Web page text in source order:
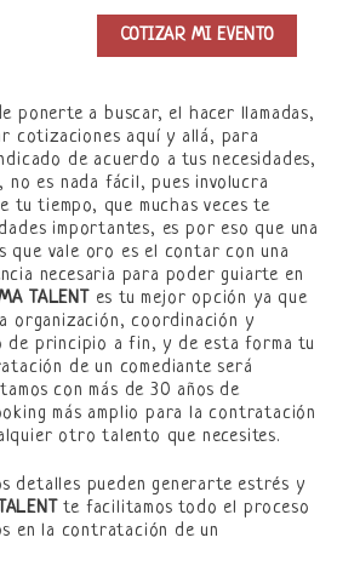
ponerte a buscar, el hacer llamadas,
cotizaciones aquí y allá, para
de acuerdo a tus necesidades,
no es nada fácil, pues involucra
tu tiempo, que muchas veces te
importantes, es por eso que una
que vale oro es el contar con una
necesaria para poder guiarte en
TALENT es tu mejor opción ya que
organización, coordinación y
de principio a fin, y de esta forma tu
de un comediante será
con más de 30 años de
más amplio para la contratación
otro talento que necesites.
detalles pueden generarte estrés y
te facilitamos todo el proceso
en la contratación de un